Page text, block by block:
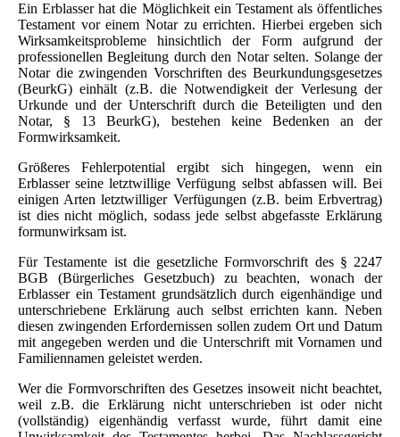
Ein Erblasser hat die Möglichkeit ein Testament als öffentliches
Testament vor einem Notar zu errichten. Hierbei ergeben sich
Wirksamkeitsprobleme hinsichtlich der Form aufgrund der
professionellen Begleitung durch den Notar selten. Solange der
Notar die zwingenden Vorschriften des Beurkundungsgesetzes
(BeurkG) einhält (z.B. die Notwendigkeit der Verlesung der
Urkunde und der Unterschrift durch die Beteiligten und den
Notar, § 13 BeurkG), bestehen keine Bedenken an der
Formwirksamkeit.
Größeres Fehlerpotential ergibt sich hingegen, wenn ein
Erblasser seine letztwillige Verfügung selbst abfassen will. Bei
einigen Arten letztwilliger Verfügungen (z.B. beim Erbvertrag)
ist dies nicht möglich, sodass jede selbst abgefasste Erklärung
formunwirksam ist.
Für Testamente ist die gesetzliche Formvorschrift des § 2247
BGB (Bürgerliches Gesetzbuch) zu beachten, wonach der
Erblasser ein Testament grundsätzlich durch eigenhändige und
unterschriebene Erklärung auch selbst errichten kann. Neben
diesen zwingenden Erfordernissen sollen zudem Ort und Datum
mit angegeben werden und die Unterschrift mit Vornamen und
Familiennamen geleistet werden.
Wer die Formvorschriften des Gesetzes insoweit nicht beachtet,
weil z.B. die Erklärung nicht unterschrieben ist oder nicht
(vollständig) eigenhändig verfasst wurde, führt damit eine